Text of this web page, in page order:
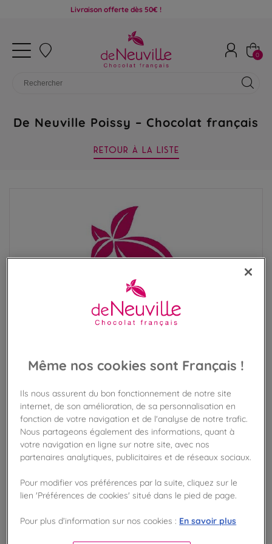
Livraison offerte dès 50€ !
0
De Neuville Poissy – Chocolat français
RETOUR À LA LISTE
VOIR TOUTES LES BOUTIQUES
Même nos cookies sont Français !
Ils nous assurent du bon fonctionnement de notre site
internet, de son amélioration, de sa personnalisation en
fonction de votre navigation et de l'analyse de notre trafic.
Nous partageons également des informations, quant à
votre navigation en ligne sur notre site, avec nos
partenaires analytiques, publicitaires et de réseaux sociaux.
Pour modifier vos préférences par la suite, cliquez sur le
lien 'Préférences de cookies' situé dans le pied de page.
Pour plus d’information sur nos cookies : En savoir plus